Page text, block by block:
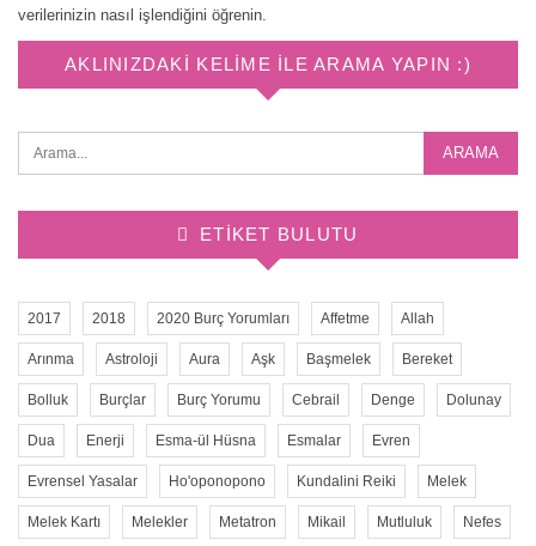
verilerinizin nasıl işlendiğini öğrenin.
AKLINIZDAKI KELIME ILE ARAMA YAPIN :)
ETIKET BULUTU
2017 2018 2020 Burç Yorumları Affetme Allah
Arınma Astroloji Aura Aşk Başmelek Bereket
Bolluk Burçlar Burç Yorumu Cebrail Denge Dolunay
Dua Enerji Esma-ül Hüsna Esmalar Evren
Evrensel Yasalar Ho'oponopono Kundalini Reiki Melek
Melek Kartı Melekler Metatron Mikail Mutluluk Nefes